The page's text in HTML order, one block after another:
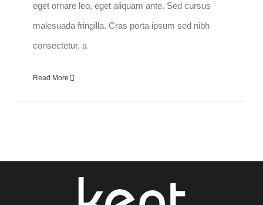
eget ornare leo, eget aliquam ante. Sed cursus
malesuada fringilla. Cras porta ipsum sed nibh
consectetur, a
Read More